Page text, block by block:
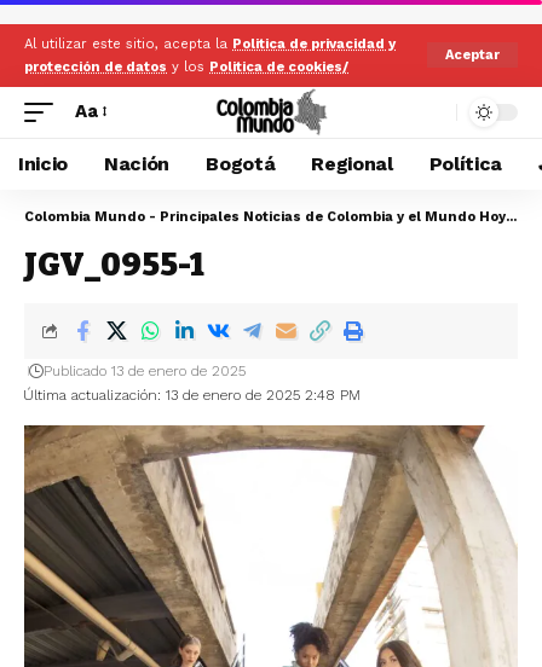
Al utilizar este sitio, acepta la Politica de privacidad y
protección de datos y los Politica de cookies/
Aceptar
Aa
Inicio Nación Bogotá Regional Política
Colombia Mundo - Principales Noticias de Colombia y el Mundo Hoy
>
JGV_0955-1
Última actualización: 13 de enero de 2025 2:48 PM
Publicado 13 de enero de 2025